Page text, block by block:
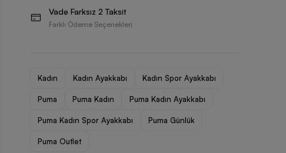
Vade Farksız 2 Taksit
Farklı Ödeme Seçenekleri
Kadın Kadın Ayakkabı Kadın Spor Ayakkabı
Puma Puma Kadın Puma Kadın Ayakkabı
Puma Kadın Spor Ayakkabı Puma Günlük
Puma Outlet